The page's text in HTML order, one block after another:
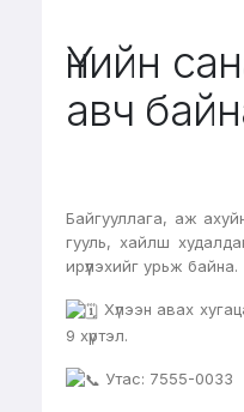
Үнийн
авч
Байгууллага, аж
гууль, хайлш
ирүүлэхийг урьж байна.
Хүлээн авах
9 хүртэл.
Утас: 7555-0033